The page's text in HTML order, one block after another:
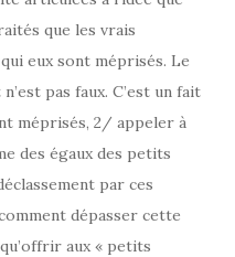
que les vrais
eux sont méprisés. Le
pas faux. C’est un fait
méprisés, 2/ appeler à
des égaux des petits
par ces
dépasser cette
aux « petits